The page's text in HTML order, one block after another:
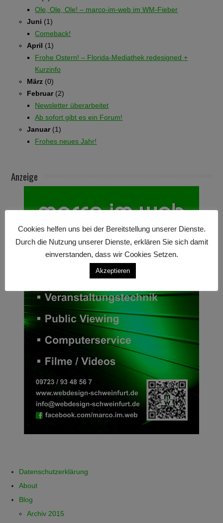
Ole, Ole, Ole! – marco-im-web im WM-Fieber
Juni (1)
Comeback!
April (1)
Frohe Ostern! – Florida-Mediathek redesigned +
Kurzinfo
März (0)
Februar(2)
Newsletter überarbeitet
Ab sofort gibt es ein Forum!
Januar(1)
Frohes neues Jahr!
Anzeige
Datenschutzerklärung
About
Blog
Archiv 2015
Cookies helfen uns bei der Bereitstellung unserer Dienste.
Durch die Nutzung unserer Dienste, erklären Sie sich damit
einverstanden, dass wir Cookies Setzen.
Akzeptieren